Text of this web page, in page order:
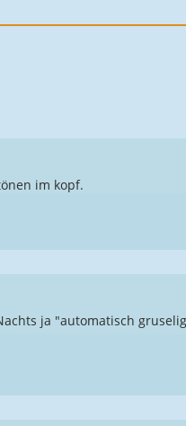
im kopf.
ja "automatisch